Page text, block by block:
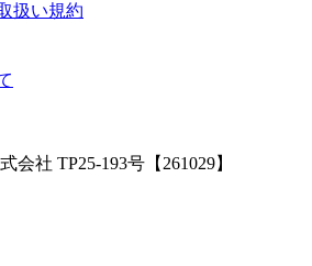
扱い規約
社 TP25-193号【261029】